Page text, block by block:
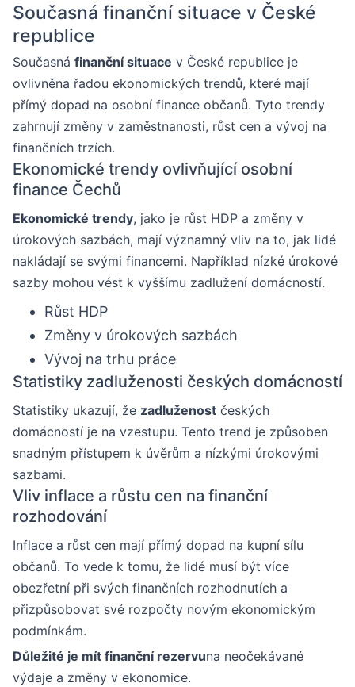
Současná finanční situace v České
republice
Současná finanční situace v České republice je
ovlivněna řadou ekonomických trendů, které mají
přímý dopad na osobní finance občanů. Tyto trendy
zahrnují změny v zaměstnanosti, růst cen a vývoj na
finančních trzích.
Ekonomické trendy ovlivňující osobní
finance Čechů
Ekonomické trendy, jako je růst HDP a změny v
úrokových sazbách, mají významný vliv na to, jak lidé
nakládají se svými financemi. Například nízké úrokové
sazby mohou vést k vyššímu zadlužení domácností.
Růst HDP
Změny v úrokových sazbách
Vývoj na trhu práce
Statistiky zadluženosti českých domácností
Statistiky ukazují, že zadluženost českých
domácností je na vzestupu. Tento trend je způsoben
snadným přístupem k úvěrům a nízkými úrokovými
sazbami.
Vliv inflace a růstu cen na finanční
rozhodování
Inflace a růst cen mají přímý dopad na kupní sílu
občanů. To vede k tomu, že lidé musí být více
obezřetní při svých finančních rozhodnutích a
přizpůsobovat své rozpočty novým ekonomickým
podmínkám.
Důležité je mít finanční rezervuna neočekávané
výdaje a změny v ekonomice.